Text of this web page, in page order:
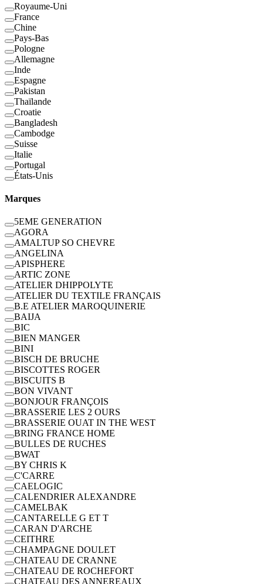
Royaume-Uni
France
Chine
Pays-Bas
Pologne
Allemagne
Inde
Espagne
Pakistan
Thaïlande
Croatie
Bangladesh
Cambodge
Suisse
Italie
Portugal
États-Unis
Marques
5EME GENERATION
AGORA
AMALTUP SO CHEVRE
ANGELINA
APISPHERE
ARTIC ZONE
ATELIER DHIPPOLYTE
ATELIER DU TEXTILE FRANÇAIS
B.E ATELIER MAROQUINERIE
BAIJA
BIC
BIEN MANGER
BINI
BISCH DE BRUCHE
BISCOTTES ROGER
BISCUITS B
BON VIVANT
BONJOUR FRANÇOIS
BRASSERIE LES 2 OURS
BRASSERIE OUAT IN THE WEST
BRING FRANCE HOME
BULLES DE RUCHES
BWAT
BY CHRIS K
C'CARRE
CAELOGIC
CALENDRIER ALEXANDRE
CAMELBAK
CANTARELLE G ET T
CARAN D'ARCHE
CEITHRE
CHAMPAGNE DOULET
CHATEAU DE CRANNE
CHATEAU DE ROCHEFORT
CHATEAU DES ANNEREAUX